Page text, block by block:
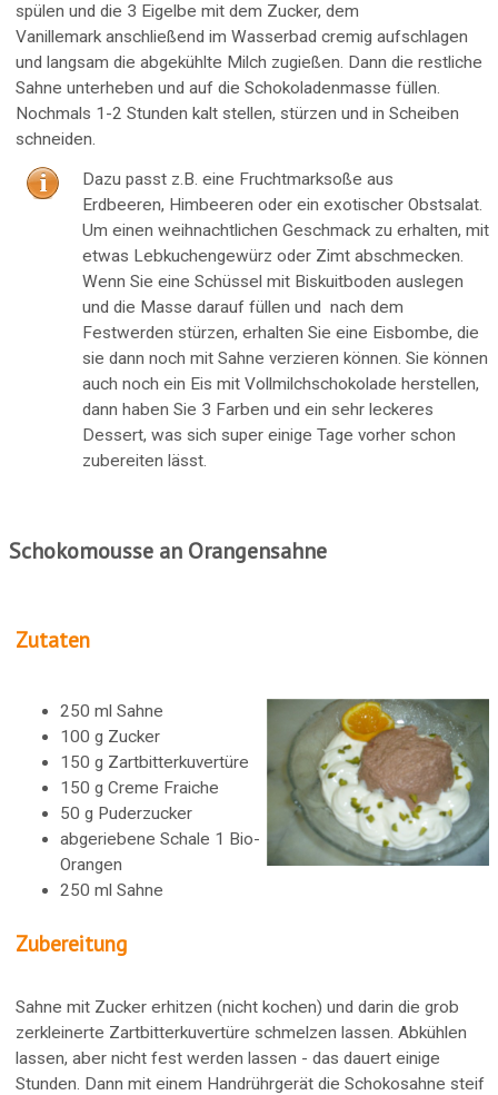
spülen und die 3 Eigelbe mit dem Zucker, dem
Vanillemark anschließend im Wasserbad cremig aufschlagen
und langsam die abgekühlte Milch zugießen. Dann die restliche
Sahne unterheben und auf die Schokoladenmasse füllen.
Nochmals 1-2 Stunden kalt stellen, stürzen und in Scheiben
schneiden.
Dazu passt z.B. eine Fruchtmarksoße aus
Erdbeeren, Himbeeren oder ein exotischer Obstsalat.
Um einen weihnachtlichen Geschmack zu erhalten, mit
etwas Lebkuchengewürz oder Zimt abschmecken.
Wenn Sie eine Schüssel mit Biskuitboden auslegen
und die Masse darauf füllen und nach dem
Festwerden stürzen, erhalten Sie eine Eisbombe, die
sie dann noch mit Sahne verzieren können. Sie können
auch noch ein Eis mit Vollmilchschokolade herstellen,
dann haben Sie 3 Farben und ein sehr leckeres
Dessert, was sich super einige Tage vorher schon
zubereiten lässt.
Schokomousse an Orangensahne
Zutaten
250 ml Sahne
100 g Zucker
150 g Zartbitterkuvertüre
150 g Creme Fraiche
50 g Puderzucker
abgeriebene Schale 1 Bio-
Orangen
250 ml Sahne
Zubereitung
Sahne mit Zucker erhitzen (nicht kochen) und darin die grob
zerkleinerte Zartbitterkuvertüre schmelzen lassen. Abkühlen
lassen, aber nicht fest werden lassen - das dauert einige
Stunden. Dann mit einem Handrührgerät die Schokosahne steif